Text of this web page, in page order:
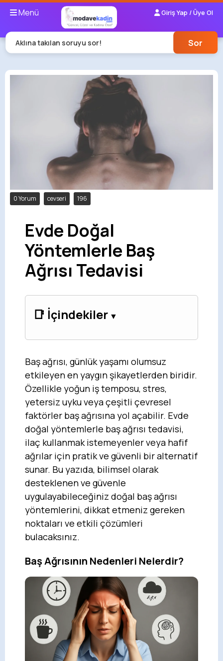
Menü Giriş Yap / Üye Ol
Aklına takılan soruyu sor! Sor
0 Yorum cevseri 196
Evde Doğal
Yöntemlerle Baş
Ağrısı Tedavisi
📑 İçindekiler
Baş ağrısı, günlük yaşamı olumsuz
etkileyen en yaygın şikayetlerden biridir.
Özellikle yoğun iş temposu, stres,
yetersiz uyku veya çeşitli çevresel
faktörler baş ağrısına yol açabilir. Evde
doğal yöntemlerle baş ağrısı tedavisi,
ilaç kullanmak istemeyenler veya hafif
ağrılar için pratik ve güvenli bir alternatif
sunar. Bu yazıda, bilimsel olarak
desteklenen ve güvenle
uygulayabileceğiniz doğal baş ağrısı
yöntemlerini, dikkat etmeniz gereken
noktaları ve etkili çözümleri
bulacaksınız.
Baş Ağrısının Nedenleri Nelerdir?